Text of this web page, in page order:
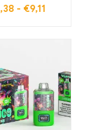
kombinácia
- €9,11